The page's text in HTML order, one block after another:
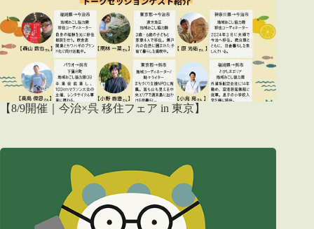
【8/9開催｜今治×呉 移住フェア in 東京】